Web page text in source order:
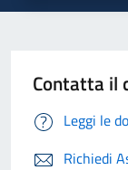
Contatta il
Leggi le
Richiedi